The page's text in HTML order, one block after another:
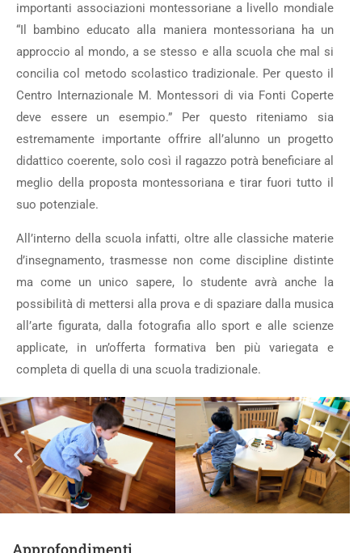
importanti associazioni montessoriane a livello mondiale
“Il bambino educato alla maniera montessoriana ha un
approccio al mondo, a se stesso e alla scuola che mal si
concilia col metodo scolastico tradizionale. Per questo il
Centro Internazionale M. Montessori di via Fonti Coperte
deve essere un esempio.” Per questo riteniamo sia
estremamente importante offrire all’alunno un progetto
didattico coerente, solo così il ragazzo potrà beneficiare al
meglio della proposta montessoriana e tirar fuori tutto il
suo potenziale.
All’interno della scuola infatti, oltre alle classiche materie
d’insegnamento, trasmesse non come discipline distinte
ma come un unico sapere, lo studente avrà anche la
possibilità di mettersi alla prova e di spaziare dalla musica
all’arte figurata, dalla fotografia allo sport e alle scienze
applicate, in un’offerta formativa ben più variegata e
completa di quella di una scuola tradizionale.
Approfondimenti